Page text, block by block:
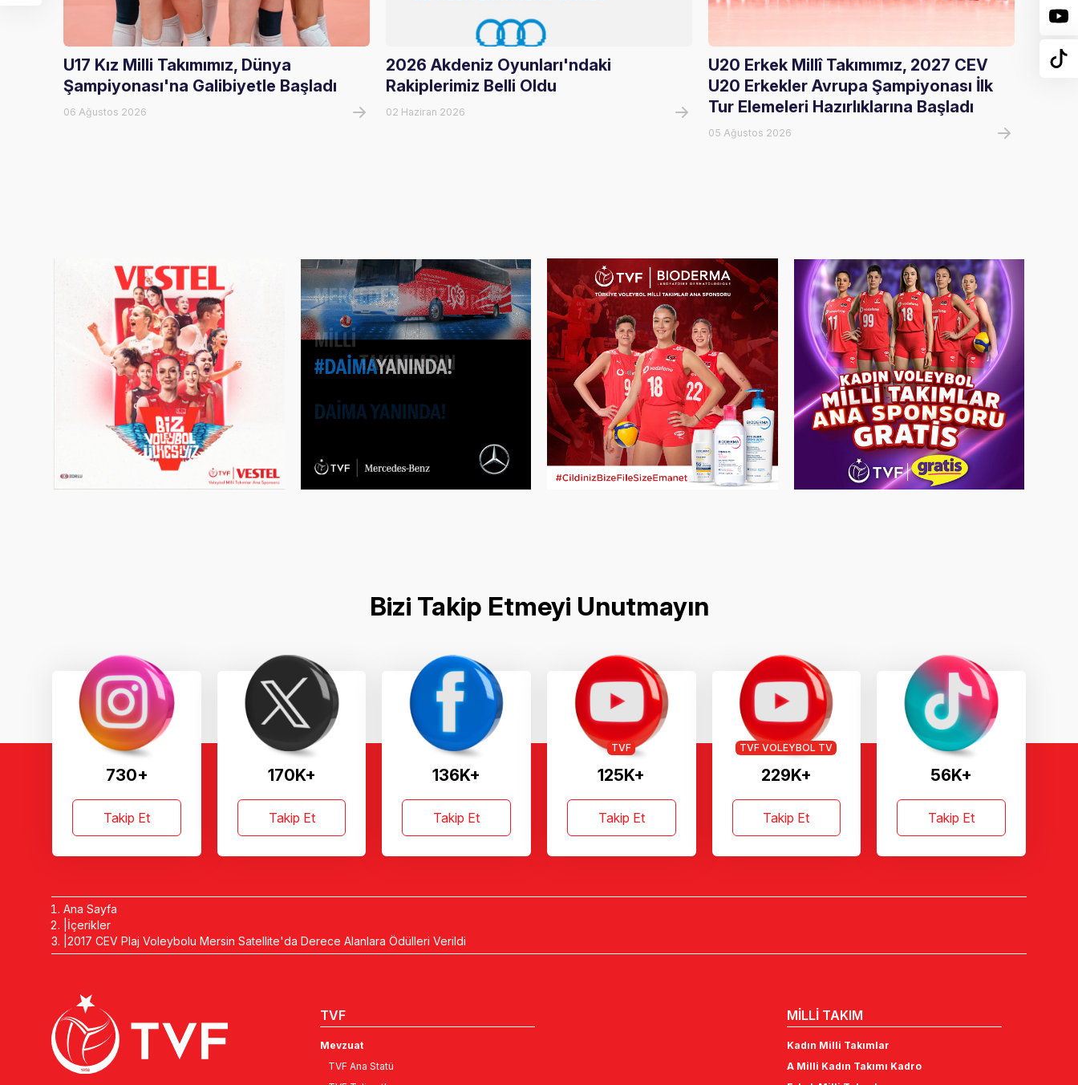
U17 Kız Milli Takımımız, Dünya
Şampiyonası'na Galibiyetle Başladı
06 Ağustos 2026
2026 Akdeniz Oyunları'ndaki
Rakiplerimiz Belli Oldu
02 Haziran 2026
U20 Erkek Millî Takımımız, 2027 CEV
U20 Erkekler Avrupa Şampiyonası İlk
Tur Elemeleri Hazırlıklarına Başladı
05 Ağustos 2026
Bizi Takip Etmeyi Unutmayın
730+
Takip Et
170K+
Takip Et
136K+
Takip Et
125K+
TVF
Takip Et
229K+
TVF VOLEYBOL TV
Takip Et
56K+
Takip Et
Ana Sayfa
İçerikler
2017 CEV Plaj Voleybolu Mersin Satellite'da Derece Alanlara Ödülleri Verildi
TVF
Mevzuat
TVF Ana Statü
MİLLİ TAKIM
Kadın Milli Takımlar
A Milli Kadın Takımı Kadro